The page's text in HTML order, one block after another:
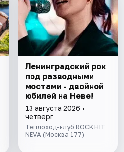
Ленинградский рок
под разводными
мостами - двойной
юбилей на Неве!
13 августа 2026 •
четверг
Теплоход-клуб ROCK HIT
NEVA (Москва 177)